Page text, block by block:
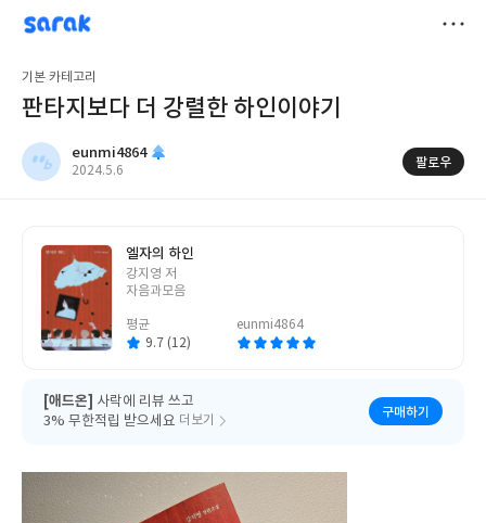
sarak
eunmi4864
기본 카테고리
판타지보다 더 강렬한 하인이야기
eunmi4864
작
2024.5.6
팔로우
엘자의 하인
글
쓴
강지영 저
자음과모음
평균
9.7 (12)
eunmi4864
[애드온] 사락에 리뷰 쓰고
3% 무한적립 받으세요 더보기
구매하기